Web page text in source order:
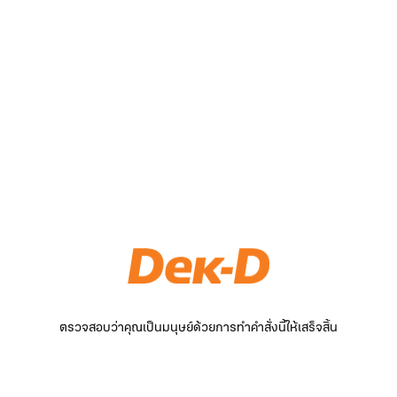
ตรวจสอบว่าคุณเป็นมนุษย์ด้วยการทำคำสั่งนี้ให้เสร็จสิ้น